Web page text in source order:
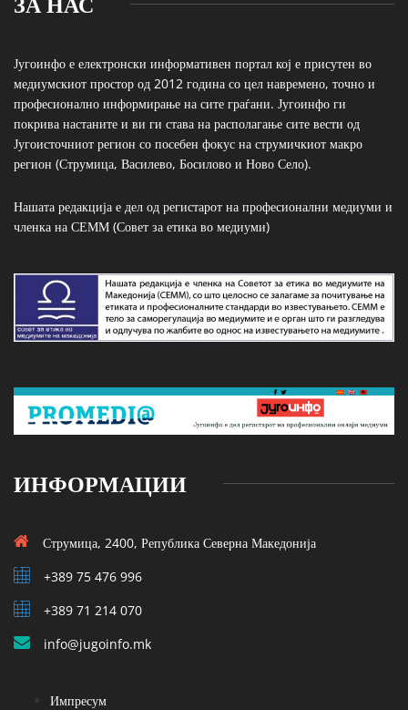
Југоинфо е електронски информативен портал кој е присутен во
медиумскиот простор од 2012 година со цел навремено, точно и
професионално информирање на сите граѓани. Југоинфо ги
покрива настаните и ви ги става на располагање сите вести од
Југоисточниот регион со посебен фокус на струмичкиот макро
регион (Струмица, Василево, Босилово и Ново Село).
Нашата редакција е дел од регистарот на професионални медиуми и
членка на СЕММ (Совет за етика во медиуми)
ИНФОРМАЦИИ
Струмица, 2400, Република Северна Македонија
+389 75 476 996
+389 71 214 070
info@jugoinfo.mk
Импресум